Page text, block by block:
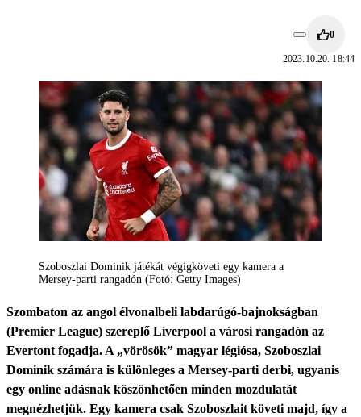
0
2023.10.20. 18:44
Szoboszlai Dominik játékát végigköveti egy kamera a
Mersey-parti rangadón (Fotó: Getty Images)
Szombaton az angol élvonalbeli labdarúgó-bajnokságban
(Premier League) szereplő Liverpool a városi rangadón az
Evertont fogadja. A „vörösök” magyar légiósa, Szoboszlai
Dominik számára is különleges a Mersey-parti derbi, ugyanis
egy online adásnak köszönhetően minden mozdulatát
megnézhetjük. Egy kamera csak Szoboszlait követi majd, így a